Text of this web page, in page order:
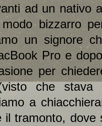
ad un nativo
bizzarro
un signore
Pro e
per
che stava
a
il tramonto,